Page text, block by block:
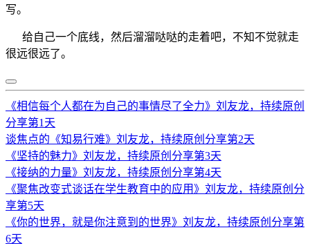
写。
给自己一个底线，然后溜溜哒哒的走着吧，不知不觉就走
很远很远了。
《相信每个人都在为自己的事情尽了全力》刘友龙，持续原创
分享第1天
谈焦点的《知易行难》刘友龙，持续原创分享第2天
《坚持的魅力》刘友龙，持续原创分享第3天
《接纳的力量》刘友龙，持续原创分享第4天
《聚焦改变式谈话在学生教育中的应用》刘友龙，持续原创分
享第5天
《你的世界，就是你注意到的世界》刘友龙，持续原创分享第
6天